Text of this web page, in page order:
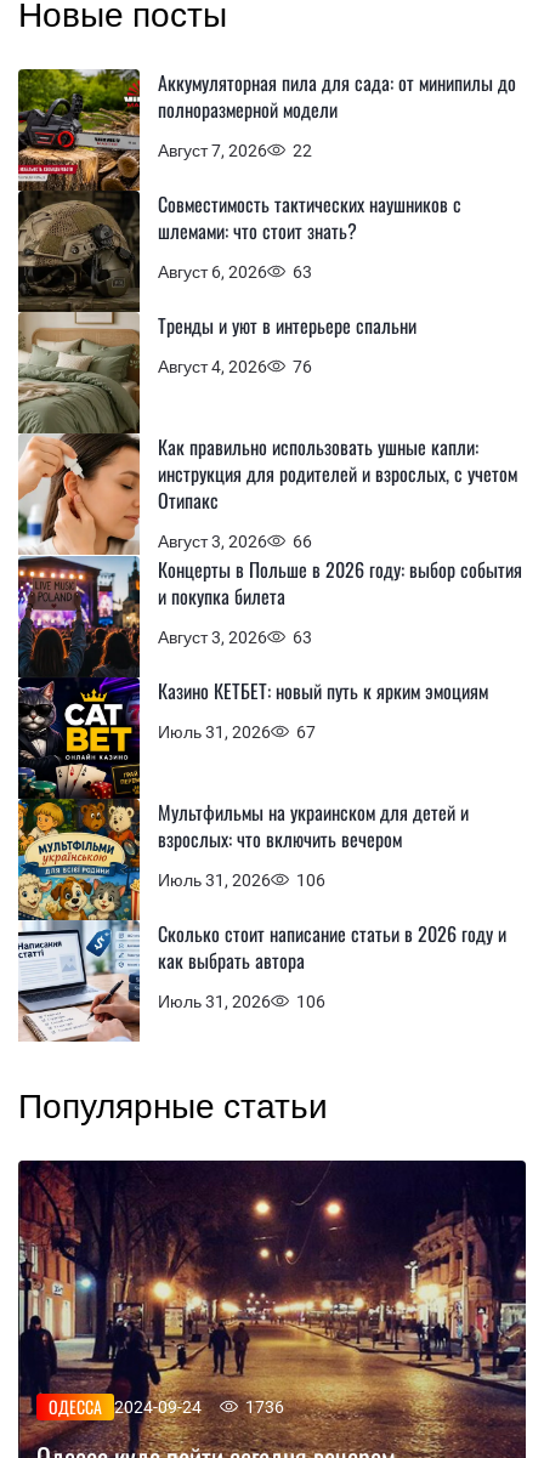
Новые посты
Август 7, 2026 22
Аккумуляторная пила для сада: от минипилы до
полноразмерной модели
Август 6, 2026 63
Совместимость тактических наушников с
шлемами: что стоит знать?
Август 4, 2026 76
Тренды и уют в интерьере спальни
Август 3, 2026 66
Как правильно использовать ушные капли:
инструкция для родителей и взрослых, с учетом
Отипакс
Август 3, 2026 63
Концерты в Польше в 2026 году: выбор события
и покупка билета
Июль 31, 2026 67
Казино КЕТБЕТ: новый путь к ярким эмоциям
Июль 31, 2026 106
Мультфильмы на украинском для детей и
взрослых: что включить вечером
Июль 31, 2026 106
Сколько стоит написание статьи в 2026 году и
как выбрать автора
Популярные статьи
ОДЕССА 2024-09-24 1736